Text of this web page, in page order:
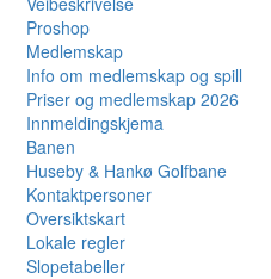
Proshop
Medlemskap
Info om medlemskap og spill
Priser og medlemskap 2026
Innmeldingskjema
Banen
Huseby & Hankø Golfbane
Kontaktpersoner
Oversiktskart
Lokale regler
Slopetabeller